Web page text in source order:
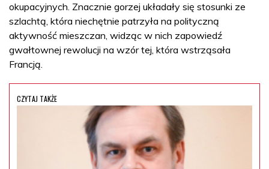
okupacyjnych. Znacznie gorzej układały się stosunki ze
szlachtą, która niechętnie patrzyła na polityczną
aktywność mieszczan, widząc w nich zapowiedź
gwałtownej rewolucji na wzór tej, która wstrząsała
Francją.
CZYTAJ TAKŻE